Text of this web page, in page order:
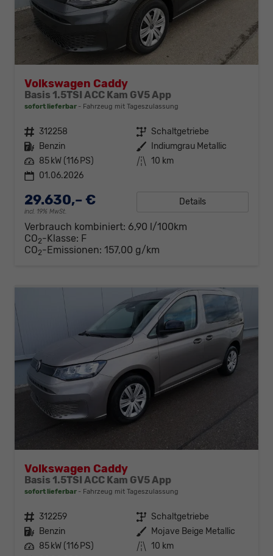
Volkswagen Caddy
Basis 1.5TSI ACC Kam GV5 App
sofort lieferbar Fahrzeug mit Tageszulassung
Fahrzeugnr. 312258 Getriebe Schaltgetriebe
Kraftstoff Benzin Außenfarbe
Indiumgrau Metallic
Leistung 85 kW (116 PS) Kilometerstand 10 km
01.06.2026
29.630,– €
incl. 19% MwSt.
Details
Verbrauch kombiniert: 6,90 l/100km
CO2-Klasse: F
CO2-Emissionen: 157,00 g/km
Volkswagen Caddy
Basis 1.5TSI ACC Kam GV5 App
sofort lieferbar Fahrzeug mit Tageszulassung
Fahrzeugnr. 312259 Getriebe Schaltgetriebe
Kraftstoff Benzin Außenfarbe Mojave Beige Metallic
Leistung 85 kW (116 PS) Kilometerstand 10 km